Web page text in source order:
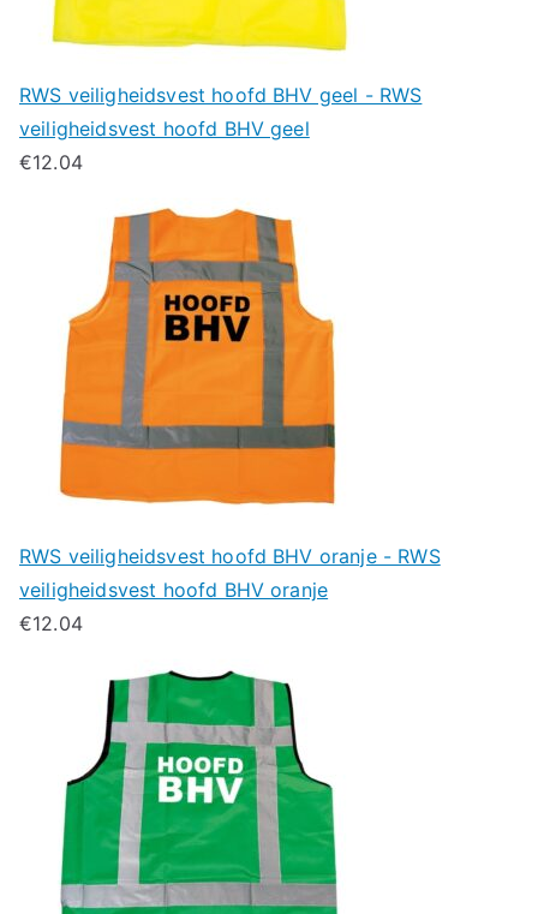
RWS veiligheidsvest hoofd BHV geel - RWS
veiligheidsvest hoofd BHV geel
€12.04
RWS veiligheidsvest hoofd BHV oranje - RWS
veiligheidsvest hoofd BHV oranje
€12.04